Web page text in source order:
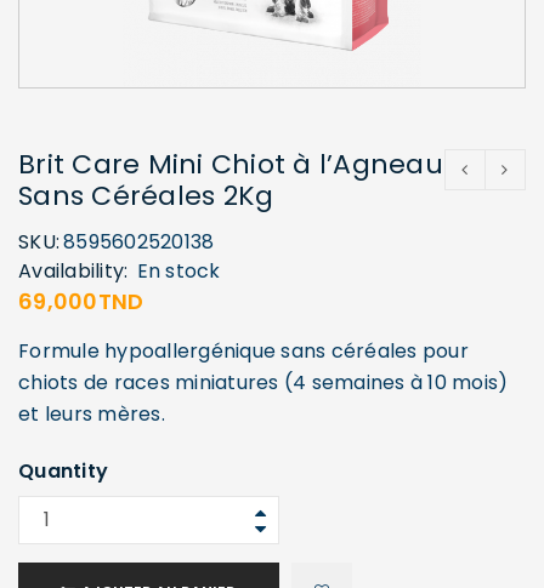
Brit Care Mini Chiot à l’Agneau
Sans Céréales 2Kg
SKU:8595602520138
Availability: En stock
69,000TND
Formule hypoallergénique sans céréales pour
chiots de races miniatures (4 semaines à 10 mois)
et leurs mères.
Quantity